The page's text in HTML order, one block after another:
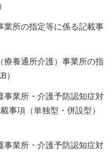
業所の指定等に係る記載事
療養通所介護）事業所の指
）
事業所・介護予防認知症対
事項（単独型・併設型）
事業所・介護予防認知症対